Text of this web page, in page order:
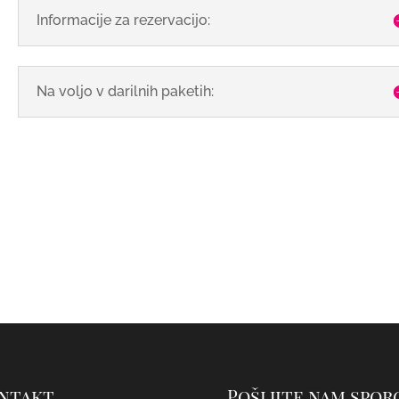
Informacije za rezervacijo:
Na voljo v darilnih paketih: